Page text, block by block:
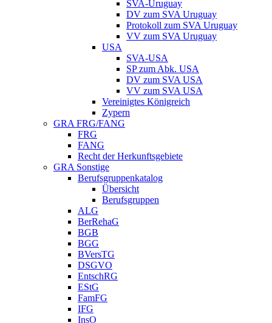
SVA-Uruguay
DV zum SVA Uruguay
Protokoll zum SVA Uruguay
VV zum SVA Uruguay
USA
SVA-USA
SP zum Abk. USA
DV zum SVA USA
VV zum SVA USA
Vereinigtes Königreich
Zypern
GRA FRG/FANG
FRG
FANG
Recht der Herkunftsgebiete
GRA Sonstige
Berufsgruppenkatalog
Übersicht
Berufsgruppen
ALG
BerRehaG
BGB
BGG
BVersTG
DSGVO
EntschRG
EStG
FamFG
IFG
InsO